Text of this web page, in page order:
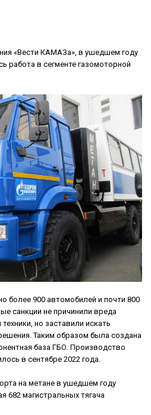
«Вести КАМАЗа», в ушедшем году
работа в сегменте газомоторной
более 900 автомобилей и почти 800
санкции не причинили вреда
но заставили искать
Таким образом была создана
база ГБО. Производство
в сентябре 2022 года.
на метане в ушедшем году
682 магистральных тягача